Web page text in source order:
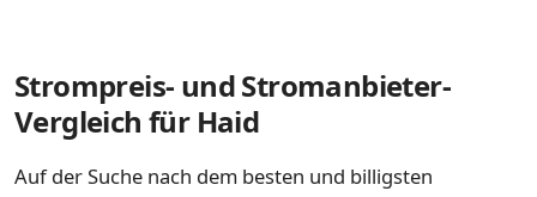
Strompreis- und Stromanbieter-
Vergleich für Haid
Auf der Suche nach dem besten und billigsten